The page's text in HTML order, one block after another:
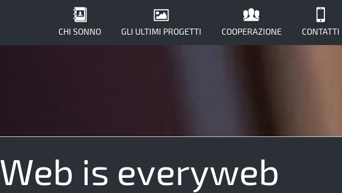
CHI SONNO GLI ULTIMI PROGETTI COOPERAZIONE CONTATTI
Web is everyweb